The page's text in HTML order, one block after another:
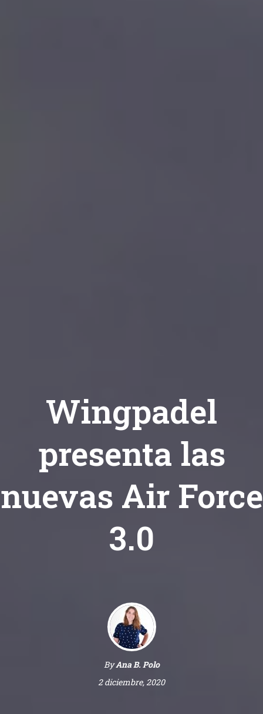
Wingpadel
presenta las
nuevas Air Force
3.0
ByAna B. Polo
2 diciembre, 2020